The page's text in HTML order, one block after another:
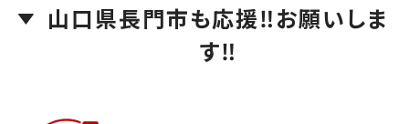
山口県長門市も応援‼️お願いしま
す‼️